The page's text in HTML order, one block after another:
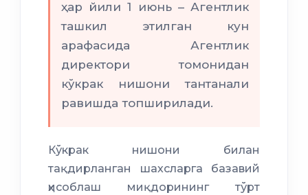
ҳар йили 1 июнь – Агентлик
ташкил этилган кун
арафасида Агентлик
директори томонидан
кўкрак нишони тантанали
равишда топширилади.
Кўкрак нишони билан
тақдирланган шахсларга базавий
ҳисоблаш миқдорининг тўрт